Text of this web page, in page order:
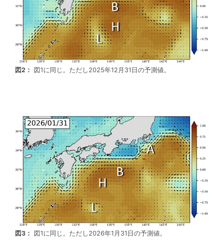
図2： 図1に同じ。ただし2025年12月31日の予測値。
図3： 図1に同じ。ただし2026年1月31日の予測値。